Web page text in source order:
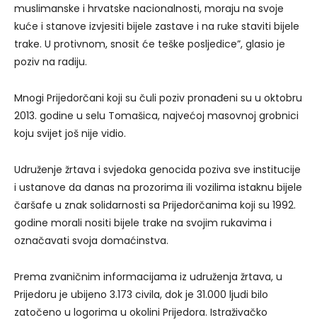
muslimanske i hrvatske nacionalnosti, moraju na svoje
kuće i stanove izvjesiti bijele zastave i na ruke staviti bijele
trake. U protivnom, snosit će teške posljedice”, glasio je
poziv na radiju.
Mnogi Prijedorčani koji su čuli poziv pronađeni su u oktobru
2013. godine u selu Tomašica, najvećoj masovnoj grobnici
koju svijet još nije vidio.
Udruženje žrtava i svjedoka genocida poziva sve institucije
i ustanove da danas na prozorima ili vozilima istaknu bijele
čaršafe u znak solidarnosti sa Prijedorčanima koji su 1992.
godine morali nositi bijele trake na svojim rukavima i
označavati svoja domaćinstva.
Prema zvaničnim informacijama iz udruženja žrtava, u
Prijedoru je ubijeno 3.173 civila, dok je 31.000 ljudi bilo
zatočeno u logorima u okolini Prijedora. Istraživačko